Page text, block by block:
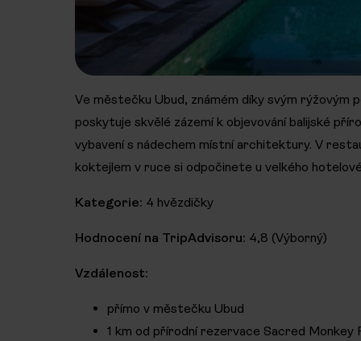
Ve městečku Ubud, známém díky svým
poskytuje skvělé zázemí k objevování balijské
vybavení s nádechem místní architektury. V
koktejlem v ruce si odpočinete u velkého
Kategorie: 4 hvězdičky
Hodnocení na TripAdvisoru: 4,8 (Výborný)
Vzdálenost:
přímo v městečku Ubud
1 km od přírodní rezervace Sacred